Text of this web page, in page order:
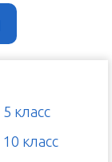
5 класс
10 класс